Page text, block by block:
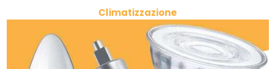
Climatizzazione